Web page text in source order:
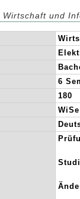
Wirtschaft und
6
180
WiSe